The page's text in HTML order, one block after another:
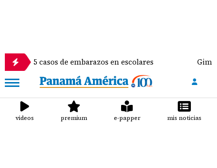
de embarazos en escolares Gimnasta
videos premium e-papper mis noticias